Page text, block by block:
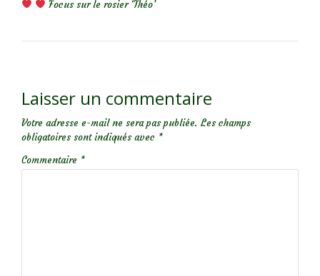
Focus sur le rosier ‘Théo’
Laisser un commentaire
Votre adresse e-mail ne sera pas publiée. Les champs
obligatoires sont indiqués avec *
Commentaire *